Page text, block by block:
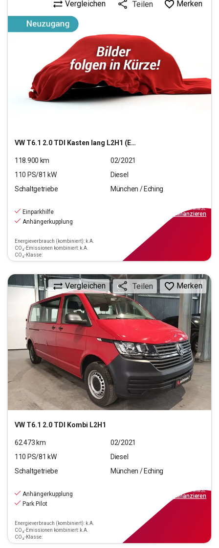
VW T6.1 2.0 TDI Kasten lang L2H1 (EURO 6d-TEMP)
Vergleichen Teilen Merken
118.900 km
02/2021
110 PS/81 kW
Diesel
Schaltgetriebe
München / Eching
Einparkhilfe
Anhängerkupplung
Energieverbrauch (kombiniert): k.A.
CO₂-Emissionen kombiniert: k.A.
CO₂-Klasse:
inkl.MwSt.
finanzieren
VW T6.1 2.0 TDI Kombi L2H1
Vergleichen Teilen Merken
62.473 km
02/2021
110 PS/81 kW
Diesel
Schaltgetriebe
München / Eching
Anhängerkupplung
Park Pilot
Energieverbrauch (kombiniert): k.A.
CO₂-Emissionen kombiniert: k.A.
CO₂-Klasse:
inkl.MwSt.
finanzieren